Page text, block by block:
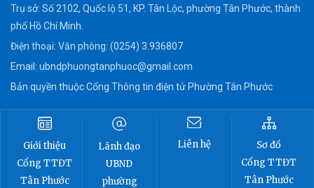
Trụ sở: Số 2102, Quốc lộ 51, KP. Tân Lộc, phường Tân Phước, thành
phố Hồ Chí Minh.
Điện thoại: Văn phòng: (0254) 3.936807
Email: ubndphuongtanphuoc@gmail.com
Bản quyền thuộc Cổng Thông tin điện tử Phường Tân Phước
Giới thiệu
Cổng TTĐT
Tân Phước
Lãnh đạo
UBND
phường
Liên hệ
Sơ đồ
Cổng TTĐT
Tân Phước